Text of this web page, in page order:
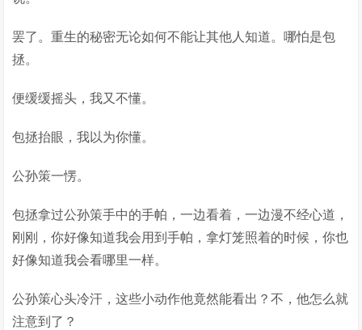
罢了。重生的秘密无论如何不能让其他人知道。哪怕是包
拯。
便缓缓摇头，我又不懂。
包拯抬眼，我以为你懂。
公孙策一愣。
包拯拿过公孙策手中的手帕，一边看着，一边漫不经心道，
刚刚，你好像知道我会用到手帕，拿灯笼照着的时候，你也
好像知道我会看哪里一样。
公孙策心头冷汗，这些小动作他竟然能看出？不，他怎么就
注意到了？